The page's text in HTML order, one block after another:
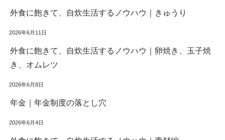
外食に飽きて、自炊生活するノウハウ｜きゅうり
2026年6月11日
外食に飽きて、自炊生活するノウハウ｜卵焼き、玉子焼
き、オムレツ
2026年6月8日
年金｜年金制度の落とし穴
2026年6月4日